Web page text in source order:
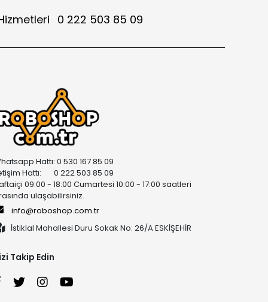
0 222 503 85 09
Hattı: 0 530 167 85 09
Hattı: 0 222 503 85 09
09:00 - 18:00 Cumartesi 10:00 - 17:00 saatleri
ulaşabilirsiniz.
info@roboshop.com.tr
İstiklal Mahallesi Duru Sokak No: 26/A ESKİŞEHİR
Takip Edin